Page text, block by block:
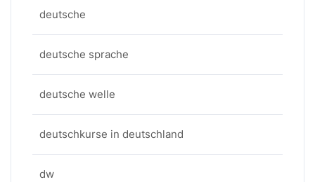
deutsche
deutsche sprache
deutsche welle
deutschkurse in deutschland
dw